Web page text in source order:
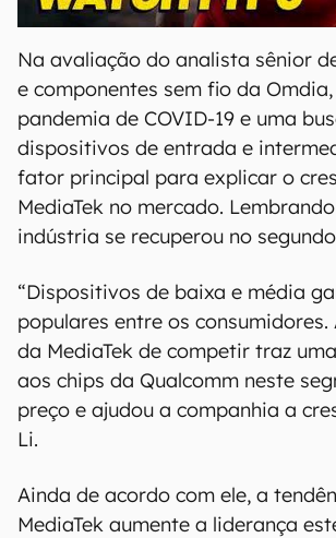
00:00/04:51
Na avaliação do analista sênior
e componentes sem fio da
pandemia de COVID-19 e uma
dispositivos de entrada e
fator principal para explicar o
MediaTek no mercado.
indústria se recuperou no
“Dispositivos de baixa e média
populares entre os
da MediaTek de competir traz
aos chips da Qualcomm neste
preço e ajudou a companhia a
Li.
Ainda de acordo com ele, a
MediaTek aumente a liderança